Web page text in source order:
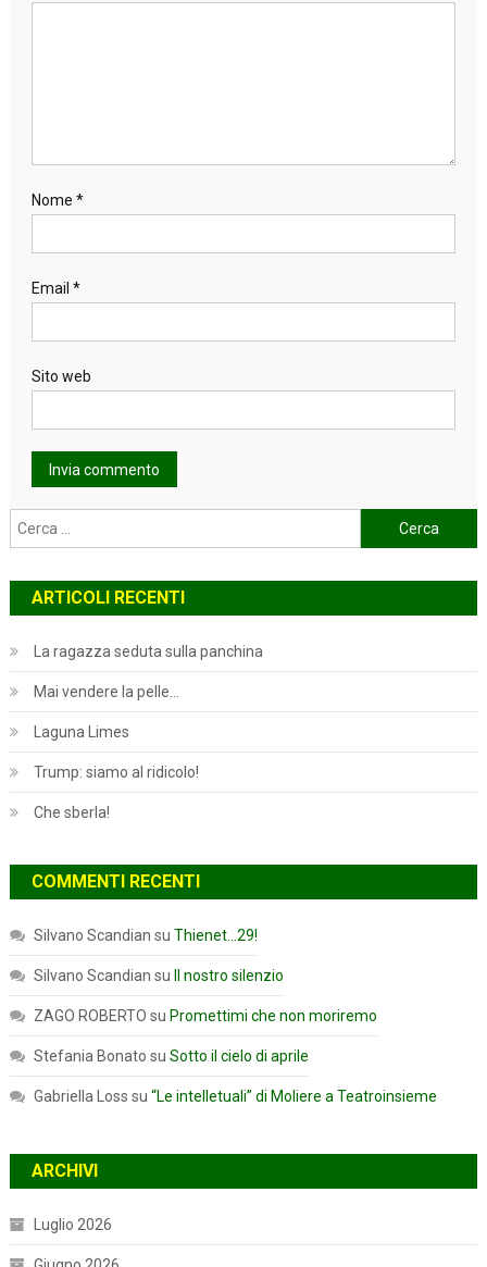
Nome *
Email *
Sito web
Ricerca
per:
ARTICOLI RECENTI
La ragazza seduta sulla panchina
Mai vendere la pelle…
Laguna Limes
Trump: siamo al ridicolo!
Che sberla!
COMMENTI RECENTI
Silvano Scandian su Thienet…29!
Silvano Scandian su Il nostro silenzio
ZAGO ROBERTO su Promettimi che non moriremo
Stefania Bonato su Sotto il cielo di aprile
Gabriella Loss su “Le intelletuali” di Moliere a Teatroinsieme
ARCHIVI
Luglio 2026